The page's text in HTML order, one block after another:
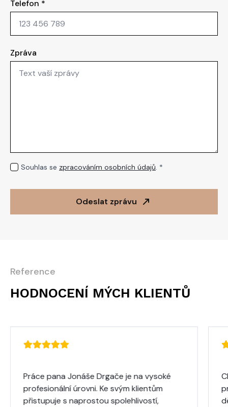
Telefon *
Zpráva
GDPRSouhlas se zpracováním osobních údajů. *
Odeslat zprávu
Reference
HODNOCENÍ MÝCH KLIENTŮ
Práce pana Jonáše Drgače je na vysoké
profesionální úrovni. Ke svým klientům
přistupuje s naprostou spolehlivostí,